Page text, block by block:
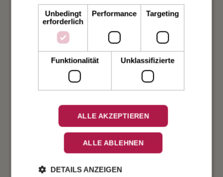
Hochzeit
Weihnachten
Geburtstag
Unbedingt
erforderlich
Performance Targeting
Funktionalität Unklassifizierte
ALLE AKZEPTIEREN
ALLE ABLEHNEN
DETAILS ANZEIGEN